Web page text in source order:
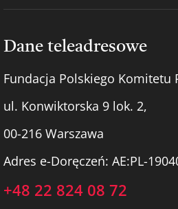
Dane teleadresowe
Fundacja Polskiego Komitetu
ul. Konwiktorska 9 lok. 2,
00-216 Warszawa
Adres e-Doręczeń: AE:PL-
+48 22 824 08 72